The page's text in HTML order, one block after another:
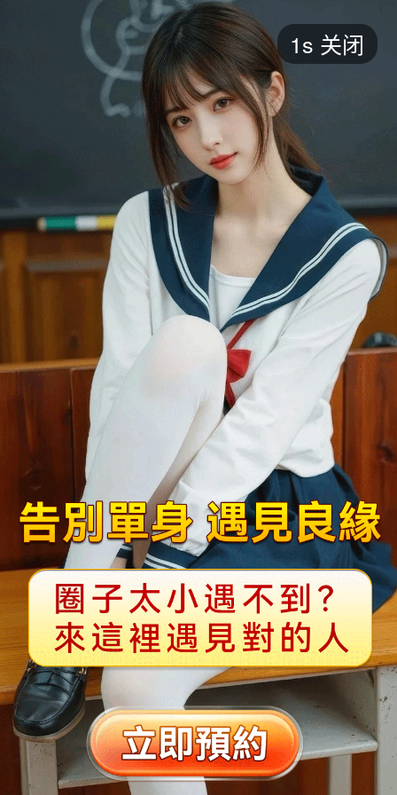
短剧
最热 添加 评分
都市 甜宠 逆袭 玄幻
2025 2024 2023 2022
全部 大陆 香港 台湾 美国 韩国 日本
1s 关闭